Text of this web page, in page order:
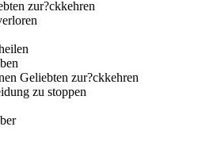
zur?ckkehren
Geliebten zur?ckkehren
zu stoppen